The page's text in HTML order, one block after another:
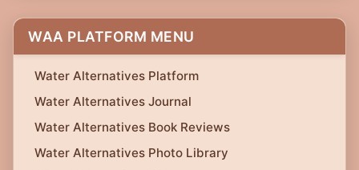
WAA PLATFORM MENU
Water Alternatives Platform
Water Alternatives Journal
Water Alternatives Book Reviews
Water Alternatives Photo Library